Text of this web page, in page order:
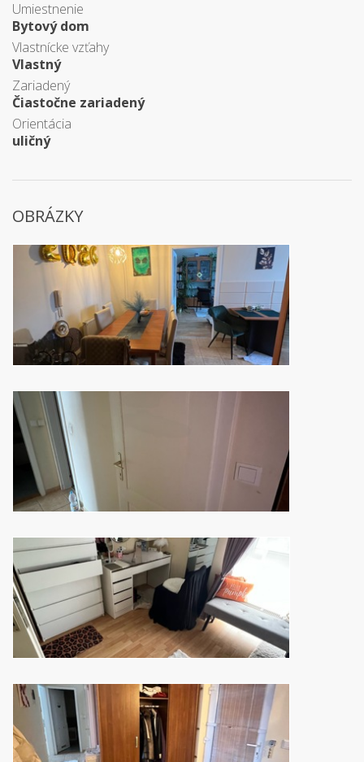
Umiestnenie
Bytový dom
Vlastnícke vzťahy
Vlastný
Zariadený
Čiastočne zariadený
Orientácia
uličný
OBRÁZKY